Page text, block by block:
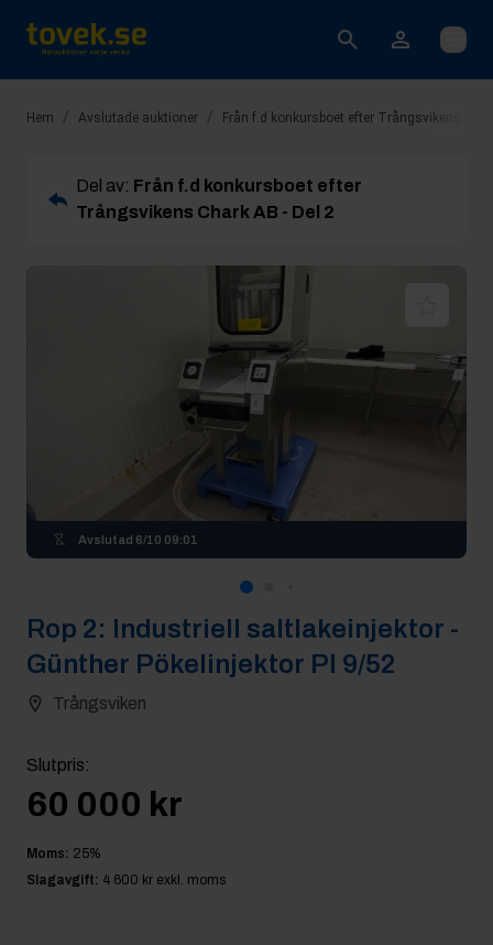
Öppna
Hem / Avslutade auktioner / Från f.d konkursboet efter Trångsvikens
Del av: Från f.d konkursboet efter
Trångsvikens Chark AB - Del 2
Avslutad 6/10 09:01
Rop 2: Industriell saltlakeinjektor -
Günther Pökelinjektor PI 9/52
Trångsviken
Slutpris:
60 000 kr
Moms: 25%
Slagavgift: 4 600 kr exkl. moms